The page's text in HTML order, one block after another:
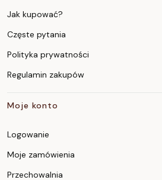
Jak kupować?
Częste pytania
Polityka prywatności
Regulamin zakupów
Moje konto
Logowanie
Moje zamówienia
Przechowalnia